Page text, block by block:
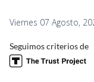
Viernes 07 Agosto,
Seguimos criterios de